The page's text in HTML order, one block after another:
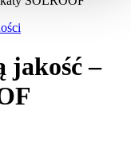
jakość –